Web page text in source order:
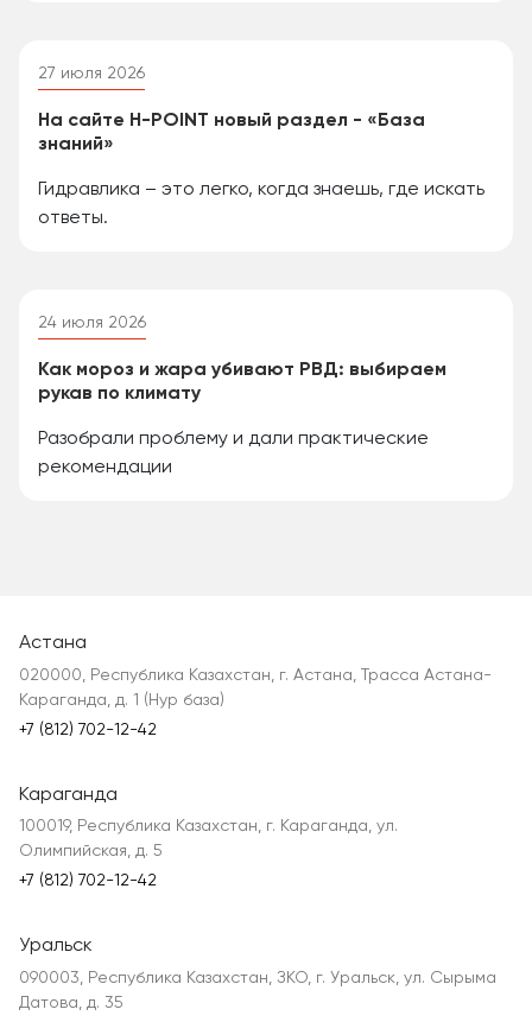
27 июля 2026
На сайте H-POINT новый раздел - «База
знаний»
Гидравлика – это легко, когда знаешь, где искать
ответы.
24 июля 2026
Как мороз и жара убивают РВД: выбираем
рукав по климату
Разобрали проблему и дали практические
рекомендации
Астана
020000, Республика Казахстан, г. Астана, Трасса Астана-
Караганда, д. 1 (Нур база)
+7 (812) 702-12-42
Караганда
100019, Республика Казахстан, г. Караганда, ул.
Олимпийская, д. 5
+7 (812) 702-12-42
Уральск
090003, Республика Казахстан, ЗКО, г. Уральск, ул. Сырыма
Датова, д. 35